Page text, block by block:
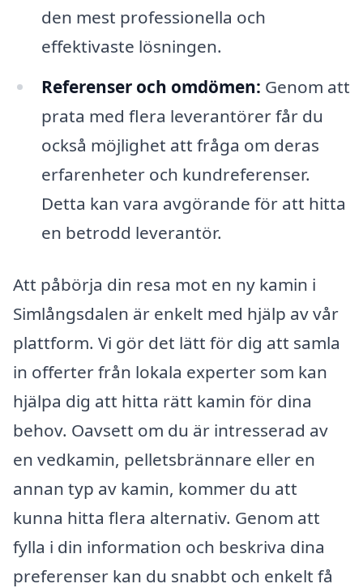
den mest professionella och
effektivaste lösningen.
Referenser och omdömen: Genom att
prata med flera leverantörer får du
också möjlighet att fråga om deras
erfarenheter och kundreferenser.
Detta kan vara avgörande för att hitta
en betrodd leverantör.
Att påbörja din resa mot en ny kamin i
Simlångsdalen är enkelt med hjälp av vår
plattform. Vi gör det lätt för dig att samla
in offerter från lokala experter som kan
hjälpa dig att hitta rätt kamin för dina
behov. Oavsett om du är intresserad av
en vedkamin, pelletsbrännare eller en
annan typ av kamin, kommer du att
kunna hitta flera alternativ. Genom att
fylla i din information och beskriva dina
preferenser kan du snabbt och enkelt få